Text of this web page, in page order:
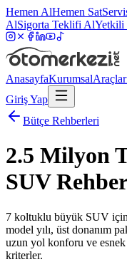
Hemen AlHemen Sat
AlSigorta Teklifi AlYetkili
AnasayfaKurumsal
Giriş Yap
Bütçe Rehberleri
2.5 Milyon
SUV
7 koltuklu büyük SUV
model yılı, üst donanım
uzun yol konforu ve
kriterler.